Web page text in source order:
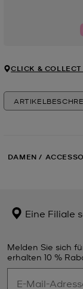
CLICK &
DAMEN /
Eine Filiale
Melden Sie sich
erhalten 10 %